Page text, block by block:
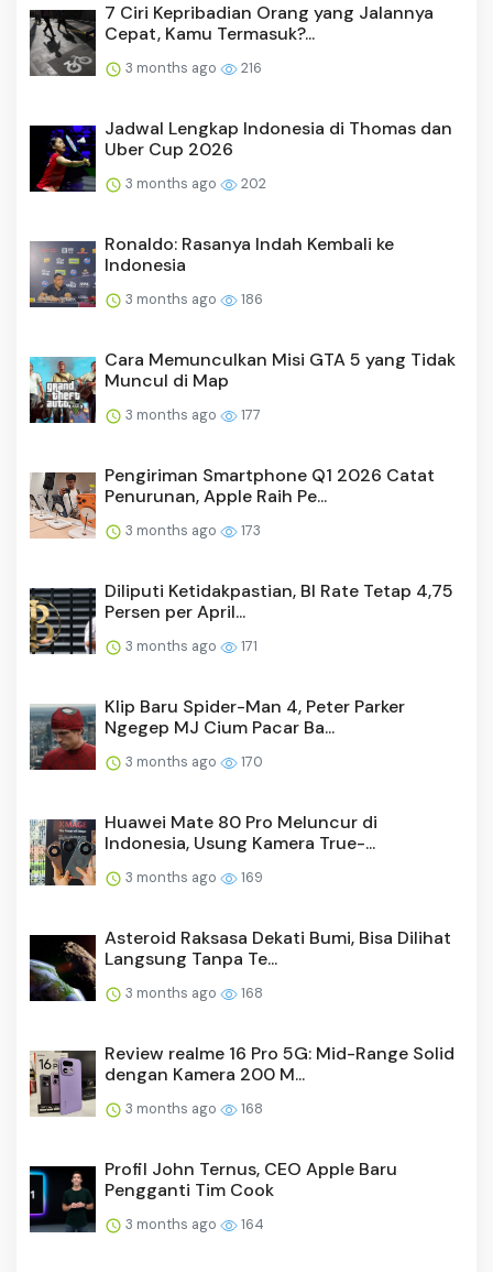
7 Ciri Kepribadian Orang yang Jalannya
Cepat, Kamu Termasuk?...
3 months ago 216
Jadwal Lengkap Indonesia di Thomas dan
Uber Cup 2026
3 months ago 202
Ronaldo: Rasanya Indah Kembali ke
Indonesia
3 months ago 186
Cara Memunculkan Misi GTA 5 yang Tidak
Muncul di Map
3 months ago 177
Pengiriman Smartphone Q1 2026 Catat
Penurunan, Apple Raih Pe...
3 months ago 173
Diliputi Ketidakpastian, BI Rate Tetap 4,75
Persen per April...
3 months ago 171
Klip Baru Spider-Man 4, Peter Parker
Ngegep MJ Cium Pacar Ba...
3 months ago 170
Huawei Mate 80 Pro Meluncur di
Indonesia, Usung Kamera True-...
3 months ago 169
Asteroid Raksasa Dekati Bumi, Bisa Dilihat
Langsung Tanpa Te...
3 months ago 168
Review realme 16 Pro 5G: Mid-Range Solid
dengan Kamera 200 M...
3 months ago 168
Profil John Ternus, CEO Apple Baru
Pengganti Tim Cook
3 months ago 164